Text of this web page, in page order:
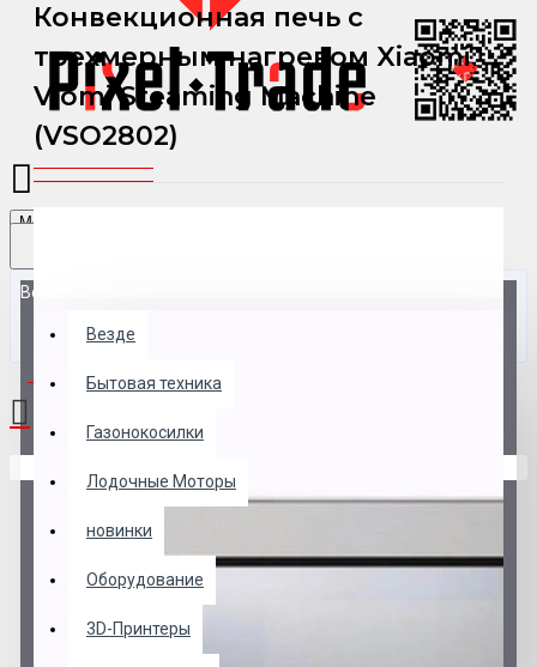
Menu
Везде
Везде
Бытовая техника
Газонокосилки
Лодочные Моторы
новинки
Оборудование
3D-Принтеры
0 товар(ов) - 0 р.
Конвекционная печь с
трехмерным нагревом Xiaomi
Viomi Steaming Machine
(VSO2802)